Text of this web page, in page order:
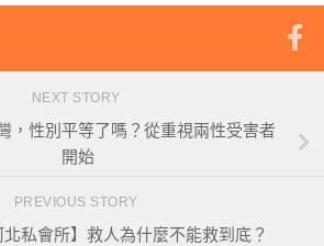
NEXT STORY
，性別平等了嗎？從重視兩性受害者
開始
PREVIOUS STORY
私會所】救人為什麼不能救到底？